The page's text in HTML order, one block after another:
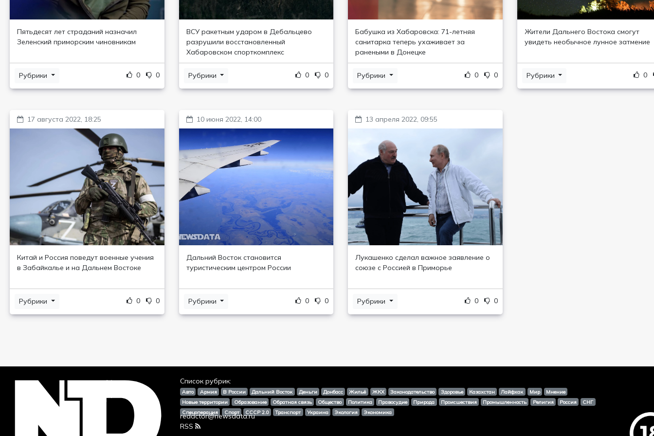
Пятьдесят лет страданий назначил
Зеленский приморским чиновникам
Рубрики 0 0
ВСУ ракетным ударом в Дебальцево
разрушили восстановленный
Хабаровском спорткомплекс
Рубрики 0 0
Бабушка из Хабаровска: 71-летняя
санитарка теперь ухаживает за
ранеными в Донецке
Рубрики 0 0
Жители Дальнего Востока смогут
увидеть необычное лунное затмение
Рубрики 0
17 августа 2022, 18:25
Китай и Россия поведут военные учения
в Забайкалье и на Дальнем Востоке
Рубрики 0 0
10 июня 2022, 14:00
Дальний Восток становится
туристическим центром России
Рубрики 0 0
13 апреля 2022, 09:55
Лукашенко сделал важное заявление о
союзе с Россией в Приморье
Рубрики 0 0
Список рубрик:
Авто Армия В России Дальний Восток Деньги Донбасс Жильё ЖКХ Законодательство Здоровье Казахстан Лайфхак Мир
Мнение
Новые территории
Образование Обратная связь Общество Политика Правосудие Природа Происшествия Промышленность Религия Россия
СНГ
Спецоперация
Спорт СССР 2.0 Транспорт Украина Экология Экономика
redactor@newsdata.ru
RSS